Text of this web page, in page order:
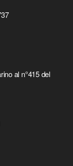
al n°415 del